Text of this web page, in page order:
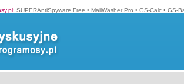
: SUPERAntiSpyware Free • MailWasher Pro • GS-Calc • GS-